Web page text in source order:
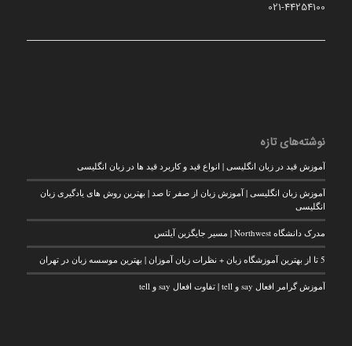
021-44254100
نوشته‌های تازه
آموزش قید در زبان انگلیسی | انواع قید و کاربرد قید ها در زبان انگلیسی
آموزش زبان انگلیسی | آموزش زبان از صفر تا صد | بهترین روش های یادگیری زبان
انگلیسی
مدرک دانشگاه Northwest | مسیر جایگزین آیلتس
5 تا از بهترین آموزشگاه زبان + نظرات زبان آموزان | بهترین موسسه زبان در تهران
آموزش گرامر افعال say و tell | تفاوت افعال say و tell